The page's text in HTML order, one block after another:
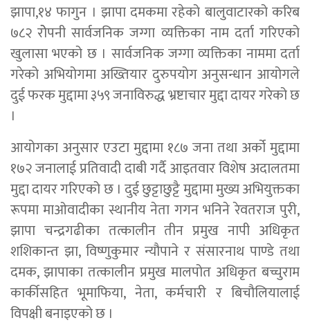
झापा,१४ फागुन । झापा दमकमा रहेको बालुवाटारको करिब
७८२ रोेपनी सार्वजनिक जग्गा व्यक्तिका नाम दर्ता गरिएको
खुलासा भएको छ । सार्वजनिक जग्गा व्यक्तिका नाममा दर्ता
गरेको अभियोगमा अख्तियार दुरुपयोग अनुसन्धान आयोगले
दुई फरक मुद्दामा ३५९ जनाविरुद्ध भ्रष्टाचार मुद्दा दायर गरेको छ
।
आयोगका अनुसार एउटा मुद्दामा १८७ जना तथा अर्को मुद्दामा
१७२ जनालाई प्रतिवादी दाबी गर्दै आइतवार विशेष अदालतमा
मुद्दा दायर गरिएको छ । दुई छुट्टाछुट्टै मुद्दामा मुख्य अभियुक्तका
रूपमा माओवादीका स्थानीय नेता गगन भनिने रेवतराज पुरी,
झापा चन्द्रगढीका तत्कालीन तीन प्रमुख नापी अधिकृत
शशिकान्त झा, विष्णुकुमार न्यौपाने र संसारनाथ पाण्डे तथा
दमक, झापाका तत्कालीन प्रमुख मालपोत अधिकृत बच्चुराम
कार्कीसहित भूमाफिया, नेता, कर्मचारी र बिचौलियालाई
विपक्षी बनाइएको छ ।